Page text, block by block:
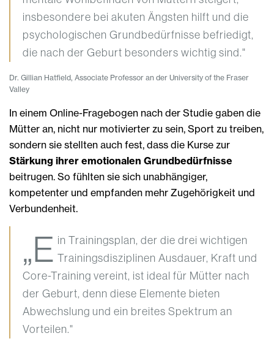
insbesondere bei akuten Ängsten hilft und die
psychologischen Grundbedürfnisse befriedigt,
die nach der Geburt besonders wichtig sind."
Dr. Gillian Hatfield, Associate Professor an der University of the Fraser
Valley
In einem Online-Fragebogen nach der Studie gaben die
Mütter an, nicht nur motivierter zu sein, Sport zu treiben,
sondern sie stellten auch fest, dass die Kurse zur
Stärkung ihrer emotionalen Grundbedürfnisse
beitrugen. So fühlten sie sich unabhängiger,
kompetenter und empfanden mehr Zugehörigkeit und
Verbundenheit.
„E in Trainingsplan, der die drei wichtigen
Trainingsdisziplinen Ausdauer, Kraft und
Core-Training vereint, ist ideal für Mütter nach
der Geburt, denn diese Elemente bieten
Abwechslung und ein breites Spektrum an
Vorteilen."